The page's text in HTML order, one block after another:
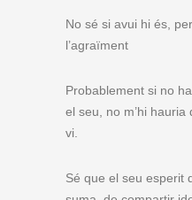
No sé si avui hi és,
l’agraïment
Probablement si no
el seu, no m’hi
vi.
Sé que el seu esperit